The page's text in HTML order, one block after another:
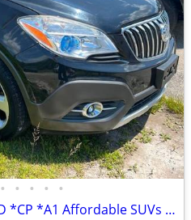
• • • • •
2016 *Buick *Encore *AWD *CP *A1 Affordable SUVs *Top Dealer 60 Years